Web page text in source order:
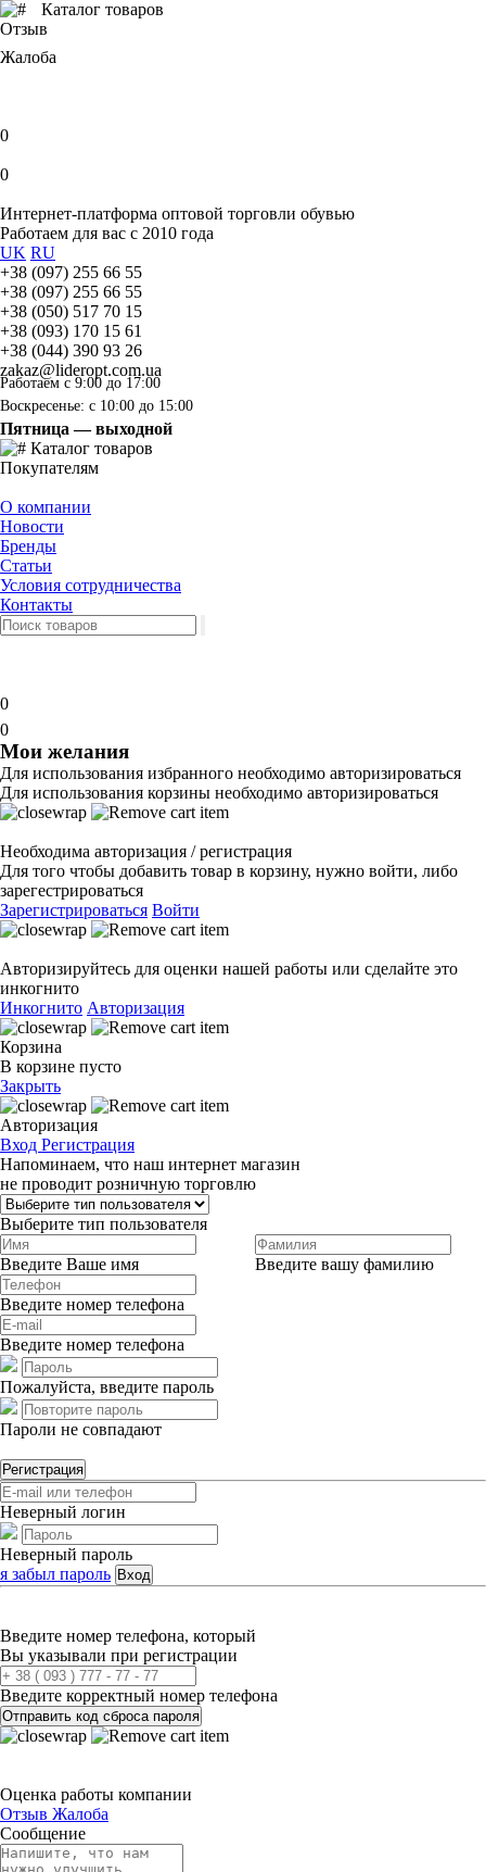
Каталог товаров
Отзыв
Жалоба
0
0
Интернет-платформа оптовой торговли обувью
Работаем для вас с 2010 года
UK RU
+38 (097) 255 66 55
+38 (097) 255 66 55
+38 (050) 517 70 15
+38 (093) 170 15 61
+38 (044) 390 93 26
zakaz@lideropt.com.ua
Работаем с 9:00 до 17:00
Воскресенье: с 10:00 до 15:00
Пятница — выходной
Каталог товаров
Покупателям
О компании
Новости
Бренды
Статьи
Условия сотрудничества
Контакты
0
0
Мои желания
Для использования избранного необходимо авторизироваться
Для использования корзины необходимо авторизироваться
Необходима авторизация / регистрация
Для того чтобы добавить товар в корзину, нужно войти, либо
зарегестрироваться
Зарегистрироваться Войти
Авторизируйтесь для оценки нашей работы или сделайте это
инкогнито
Инкогнито Авторизация
Корзина
В корзине пусто
Закрыть
Авторизация
Вход Регистрация
Напоминаем, что наш интернет магазин
не проводит розничную торговлю
Выберите тип пользователя
Введите Ваше имя Введите вашу фамилию
Введите номер телефона
Введите номер телефона
Пожалуйста, введите пароль
Пароли не совпадают
Регистрация
Неверный логин
Неверный пароль
я забыл пароль Вход
Введите номер телефона, который
Вы указывали при регистрации
Введите корректный номер телефона
Отправить код сброса пароля
Оценка работы компании
Отзыв Жалоба
Сообщение